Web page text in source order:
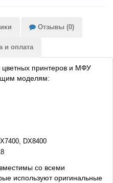
Отзывы (0)
и оплата
цветных принтеров и МФУ
моделям:
DX8400
со всеми
используют оригинальные